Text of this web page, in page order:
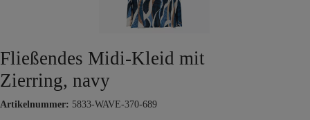
Fließendes Midi-Kleid mit
Zierring, navy
Artikelnummer: 5833-WAVE-370-689